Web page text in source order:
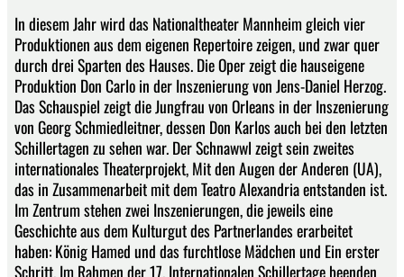
In diesem Jahr wird das Nationaltheater Mannheim gleich vier
Produktionen aus dem eigenen Repertoire zeigen, und zwar quer
durch drei Sparten des Hauses. Die Oper zeigt die hauseigene
Produktion Don Carlo in der Inszenierung von Jens-Daniel Herzog.
Das Schauspiel zeigt die Jungfrau von Orleans in der Inszenierung
von Georg Schmiedleitner, dessen Don Karlos auch bei den letzten
Schillertagen zu sehen war. Der Schnawwl zeigt sein zweites
internationales Theaterprojekt, Mit den Augen der Anderen (UA),
das in Zusammenarbeit mit dem Teatro Alexandria entstanden ist.
Im Zentrum stehen zwei Inszenierungen, die jeweils eine
Geschichte aus dem Kulturgut des Partnerlandes erarbeitet
haben: König Hamed und das furchtlose Mädchen und Ein erster
Schritt. Im Rahmen der 17. Internationalen Schillertage beenden